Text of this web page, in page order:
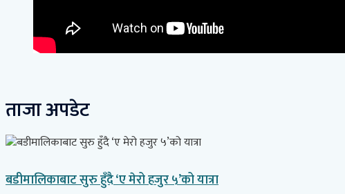
ताजा अपडेट
बडीमालिकाबाट सुरु हुँदै ‘ए मेरो हजुर ५’को यात्रा